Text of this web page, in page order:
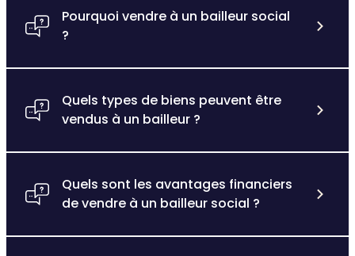
Pourquoi vendre à un bailleur social
?
Quels types de biens peuvent être
vendus à un bailleur ?
Quels sont les avantages financiers
de vendre à un bailleur social ?